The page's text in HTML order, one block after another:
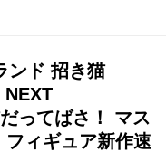
ンド 招き猫
NEXT
ってばさ！ マス
フィギュア新作速